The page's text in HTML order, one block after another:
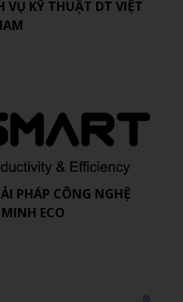
VỤ KỸ THUẬT DT VIỆT
PHÁP CÔNG NGHỆ
ECO